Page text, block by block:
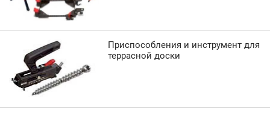
Приспособления и инструмент для
террасной доски